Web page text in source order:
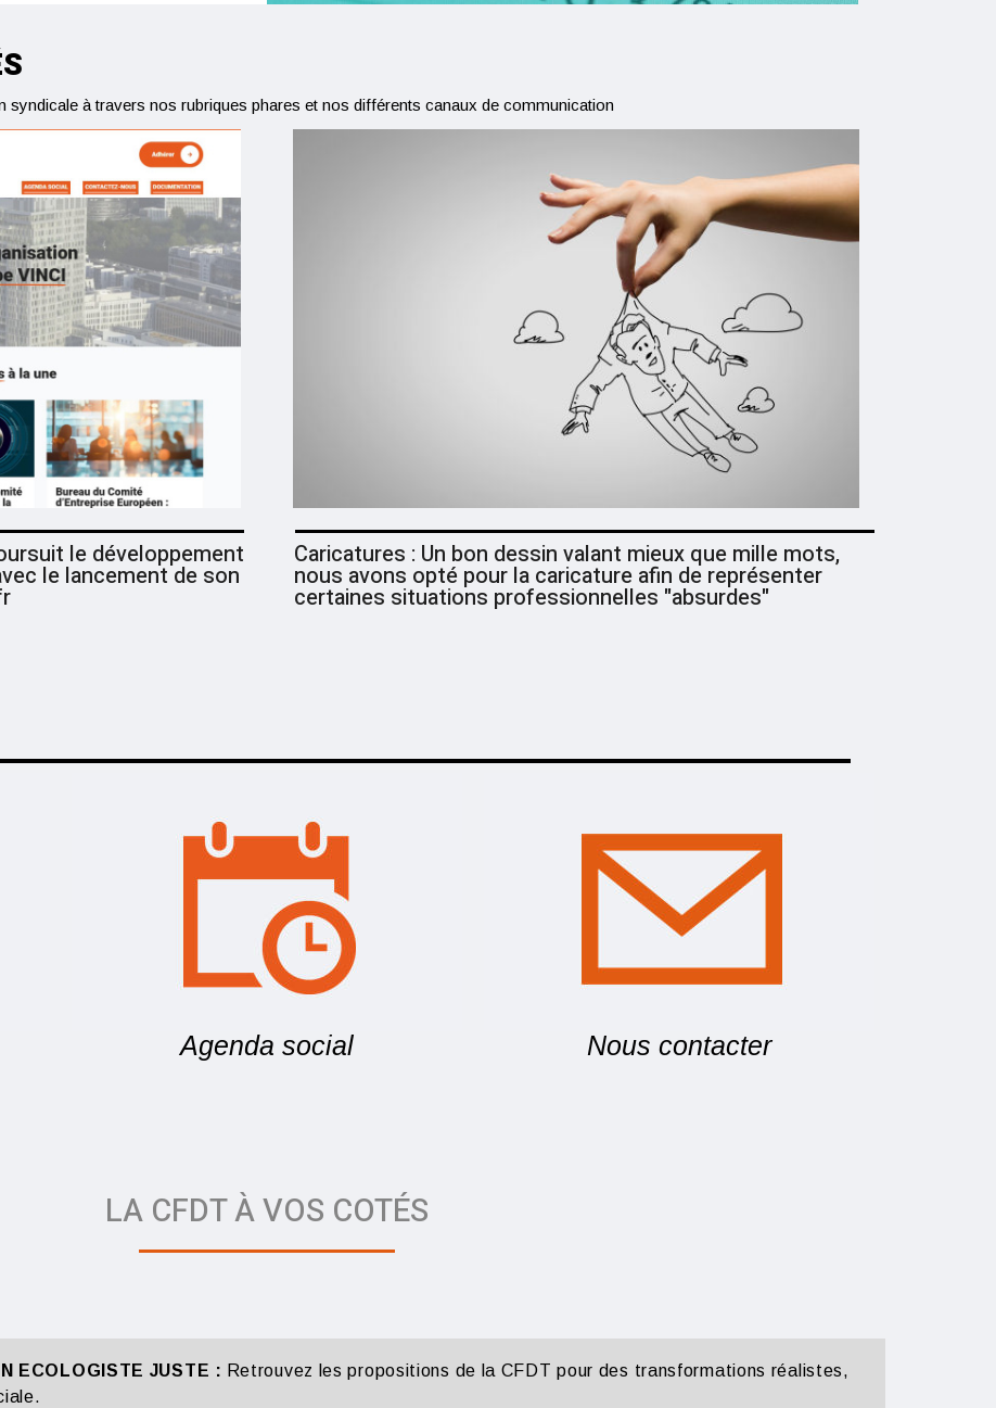
syndicale à travers nos rubriques phares et nos différents canaux de communication
le développement
le lancement de son
Caricatures : Un bon dessin valant mieux que mille mots,
nous avons opté pour la caricature afin de représenter
certaines situations professionnelles "absurdes"
Agenda social Nous contacter
LA CFDT À VOS COTÉS
ECOLOGISTE JUSTE : Retrouvez les propositions de la CFDT pour des transformations réalistes,